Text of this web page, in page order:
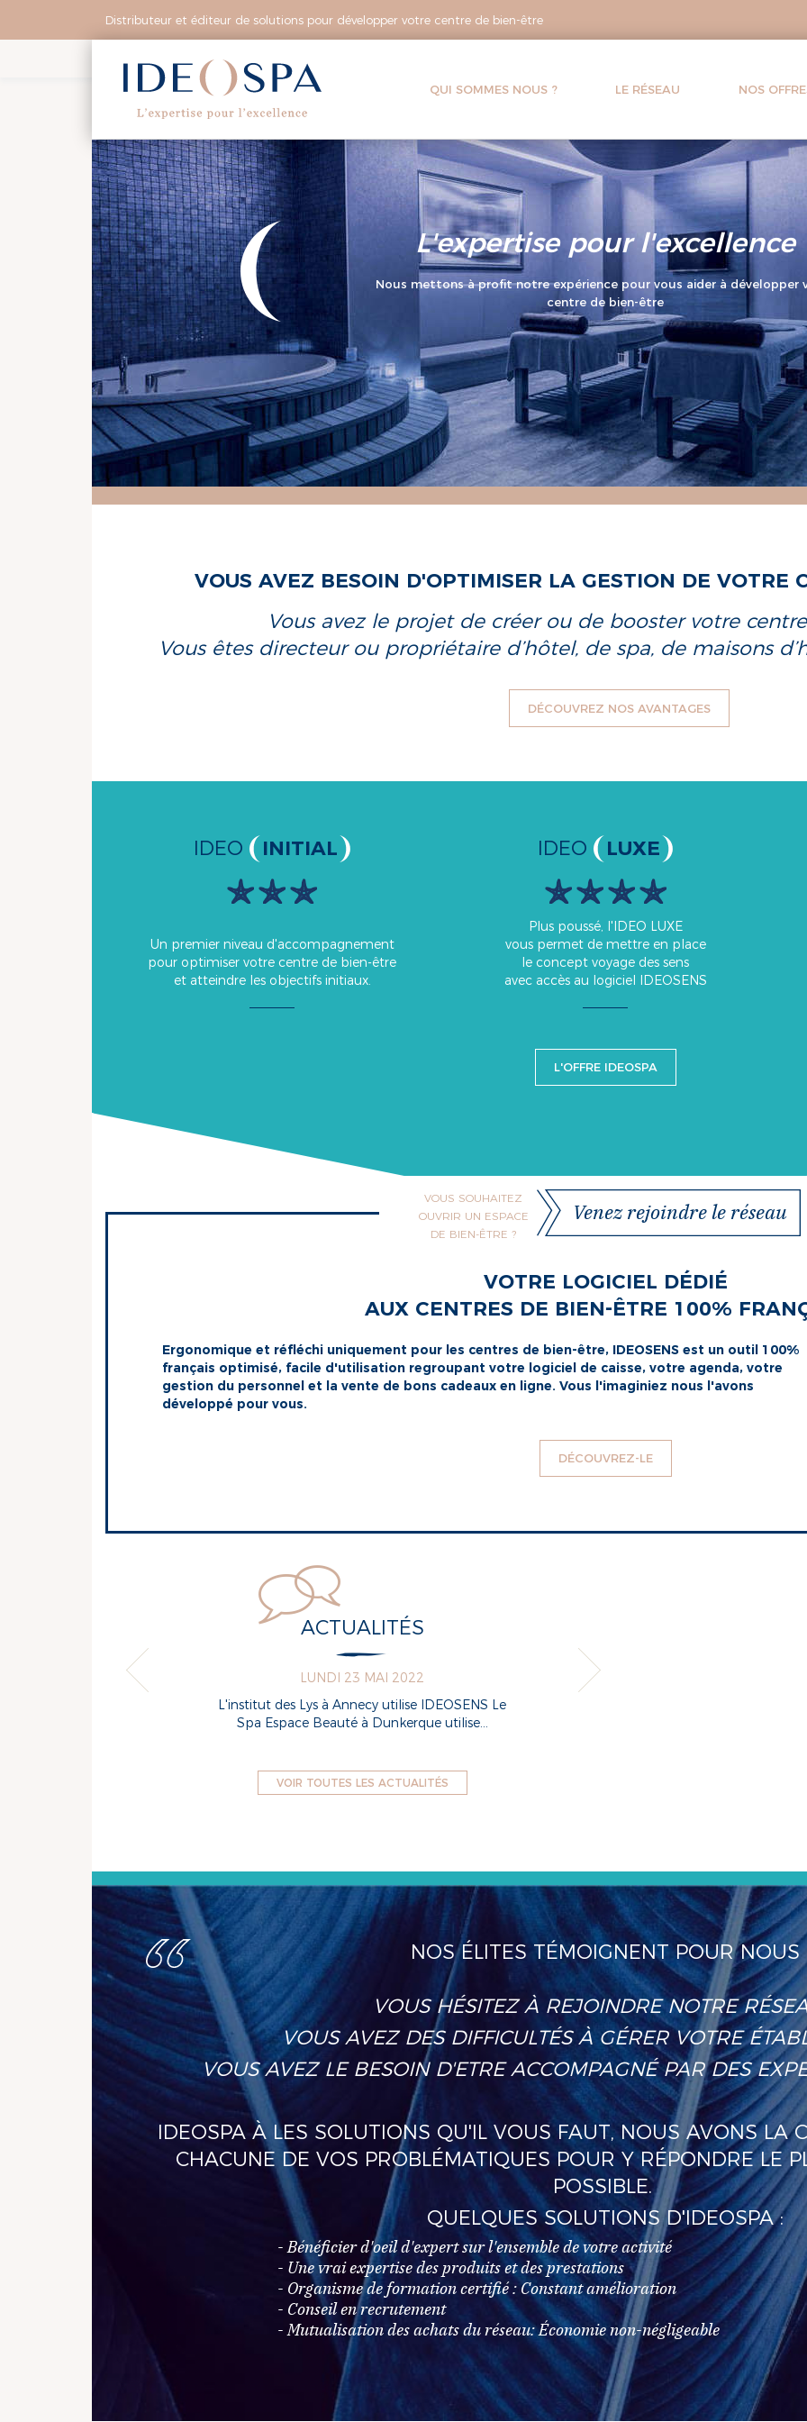
Distributeur et éditeur de solutions pour développer votre centre de bien-être
QUI SOMMES NOUS ? LE RÉSEAU NOS
IDEOSPA, notre savoir faire à
service
Vous avez le projet de créer ou de booster votre centre de bien être…
directeurs ou propriétaires d’hôtel, de spa, de maisons d’hôtes, de
sport…
VOUS AVEZ BESOIN D'OPTIMISER LA GESTION DE VOTRE
Vous avez le projet de créer ou de booster votre
Vous êtes directeur ou propriétaire d’hôtel, de spa, de maisons
DÉCOUVREZ NOS AVANTAGES
IDEO INITIAL
Un premier niveau d'accompagnement
pour optimiser votre centre de bien-être
et atteindre les objectifs initiaux.
IDEO LUXE
Plus poussé, l'IDEO LUXE
vous permet de mettre en place
le concept voyage des sens
avec accès au logiciel IDEOSENS
L'OFFRE IDEOSPA
VOUS SOUHAITEZ
OUVRIR UN ESPACE
DE BIEN-ÊTRE ?
Venez rejoindre le réseau
VOTRE LOGICIEL DÉDIÉ
AUX CENTRES DE BIEN-ÊTRE 100%
Ergonomique et réfléchi uniquement pour les centres de bien-être, IDEOSENS est un outil 100%
français optimisé, facile d'utilisation regroupant votre logiciel de caisse, votre agenda, votre
gestion du personnel et la vente de bons cadeaux en ligne. Vous l'imaginiez nous l'avons
développé pour vous.
DÉCOUVREZ-LE
ACTUALITÉS
JEUDI 12 SEPTEMBRE 2019
Ideospa lance le 1er logiciel 100% français
développé pour et avec les Spas, il r...
VOIR TOUTES LES ACTUALITÉS
NOS ÉLITES TÉMOIGNENT POUR NOUS
VOUS HÉSITEZ À REJOINDRE NOTRE
VOUS AVEZ DES DIFFICULTÉS À GÉRER VOTRE
VOUS AVEZ LE BESOIN D'ETRE ACCOMPAGNÉ PAR DES
IDEOSPA À LES SOLUTIONS QU'IL VOUS FAUT, NOUS AVONS LA
CHACUNE DE VOS PROBLÉMATIQUES POUR Y RÉPONDRE LE
POSSIBLE.
QUELQUES SOLUTIONS D'IDEOSPA :
- Bénéficier d'oeil d'expert sur l'ensemble de votre activité
- Une vrai expertise des produits et des prestations
- Organisme de formation certifié : Constant amélioration
- Conseil en recrutement
- Mutualisation des achats du réseau: Économie non-négligeable